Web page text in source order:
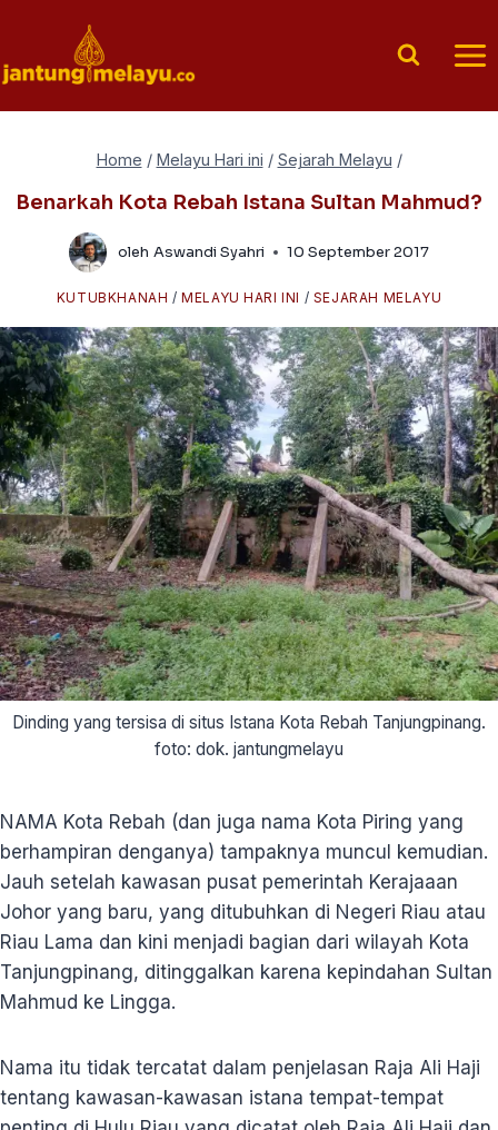
content
Home / Melayu Hari ini / Sejarah Melayu /
Benarkah Kota Rebah Istana Sultan Mahmud?
oleh Aswandi Syahri 10 September 2017
KUTUBKHANAH /MELAYU HARI INI / SEJARAH MELAYU
Dinding yang tersisa di situs Istana Kota Rebah Tanjungpinang.
foto: dok. jantungmelayu
NAMA Kota Rebah (dan juga nama Kota Piring yang
berhampiran denganya) tampaknya muncul kemudian.
Jauh setelah kawasan pusat pemerintah Kerajaaan
Johor yang baru, yang ditubuhkan di Negeri Riau atau
Riau Lama dan kini menjadi bagian dari wilayah Kota
Tanjungpinang, ditinggalkan karena kepindahan Sultan
Mahmud ke Lingga.
Nama itu tidak tercatat dalam penjelasan Raja Ali Haji
tentang kawasan-kawasan istana tempat-tempat